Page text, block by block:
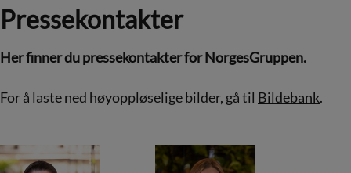
Pressekontakter
Her finner du pressekontakter for NorgesGruppen.
For å laste ned høyoppløselige bilder, gå til Bildebank.